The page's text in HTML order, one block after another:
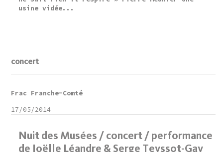
usine vidée...
concert
Nuit des Musées / concert / performance
de Joëlle Léandre & Serge Teyssot-Gay
Frac Franche-Comté
17/05/2014